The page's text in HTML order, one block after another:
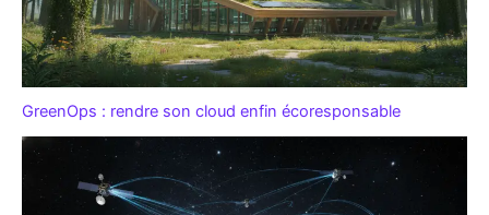
GreenOps : rendre son cloud enfin écoresponsable